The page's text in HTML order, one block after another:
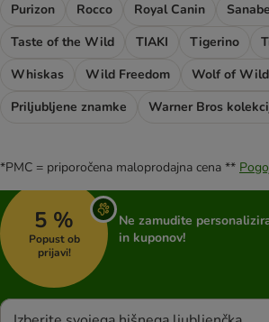
Purizon
Rocco Royal Canin
Taste of the Wild
TIAKI Tigerino
Whiskas
Wild Freedom
Wolf of
Priljubljene znamke
Warner Bros
*PMC = priporočena maloprodajna cena **
5 %
Popust ob
prijavi!
Ne zamudite
in kuponov!